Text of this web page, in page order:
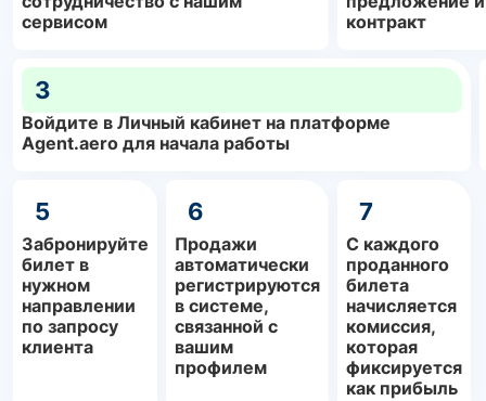
сервисом
контракт
3
Войдите в Личный кабинет на платформе
Agent.aero для начала работы
5
Забронируйте
билет в
нужном
направлении
по запросу
клиента
6
Продажи
автоматически
регистрируются
в системе,
связанной с
вашим
профилем
7
С каждого
проданного
билета
начисляется
комиссия,
которая
фиксируется
как прибыль